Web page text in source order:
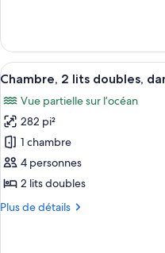
Chambre,
très
grand
lit,
vue
sur
la
piscine
(Princess
Chambre,
très
lit,
vue
sur
la
piscine
(Princess
Wing)
Afficher
toutes
les
photos
pour
ce
type
chambre :
7
Chambre, 2 lits doubles,
Vue partielle sur l’océan
282 pi²
1 chambre
4 personnes
2 lits doubles
Plus de détails
Plus